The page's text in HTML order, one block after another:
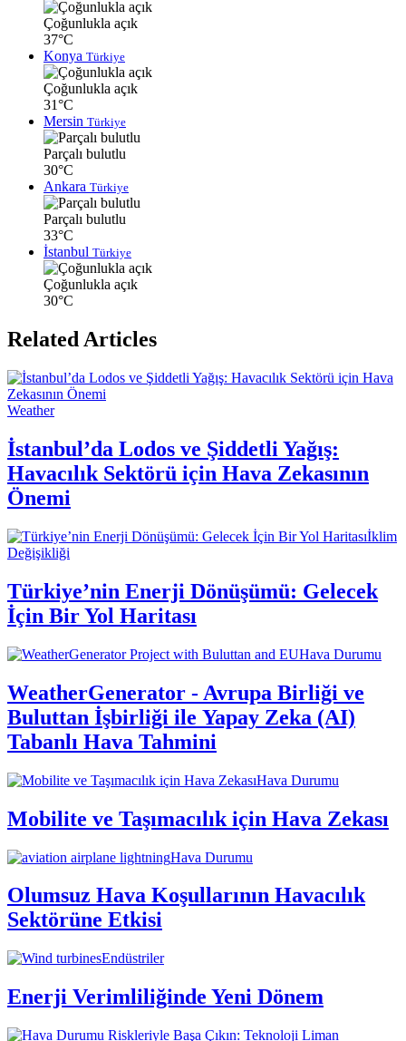
Çoğunlukla açık
37°C
Konya Türkiye
Çoğunlukla açık
31°C
Mersin Türkiye
Parçalı bulutlu
30°C
Ankara Türkiye
Parçalı bulutlu
33°C
İstanbul Türkiye
Çoğunlukla açık
30°C
Related Articles
Weather
İstanbul’da Lodos ve Şiddetli Yağış:
Havacılık Sektörü için Hava Zekasının
Önemi
İklim
Değişikliği
Türkiye’nin Enerji Dönüşümü: Gelecek
İçin Bir Yol Haritası
Hava Durumu
WeatherGenerator - Avrupa Birliği ve
Buluttan İşbirliği ile Yapay Zeka (AI)
Tabanlı Hava Tahmini
Hava Durumu
Mobilite ve Taşımacılık için Hava Zekası
Hava Durumu
Olumsuz Hava Koşullarının Havacılık
Sektörüne Etkisi
Endüstriler
Enerji Verimliliğinde Yeni Dönem